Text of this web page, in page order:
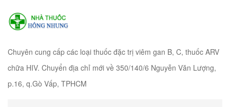
Chuyên cung cấp các loại thuốc đặc trị viêm gan B, C, thuốc ARV
chữa HIV. Chuyển địa chỉ mới về 350/140/6 Nguyễn Văn Lượng,
p.16, q.Gò Vấp, TPHCM